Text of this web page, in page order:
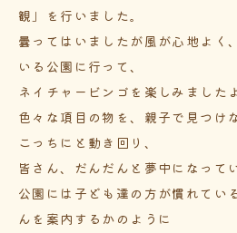
観」を行いました。
曇ってはいましたが風が心地よく
いる公園に行って、
ネイチャービンゴを楽しみましたよ
色々な項目の物を、親子で見つけ
こっちにと動き回り、
皆さん、だんだんと夢中になって
公園には子ども達の方が慣れてい
んを案内するかのように